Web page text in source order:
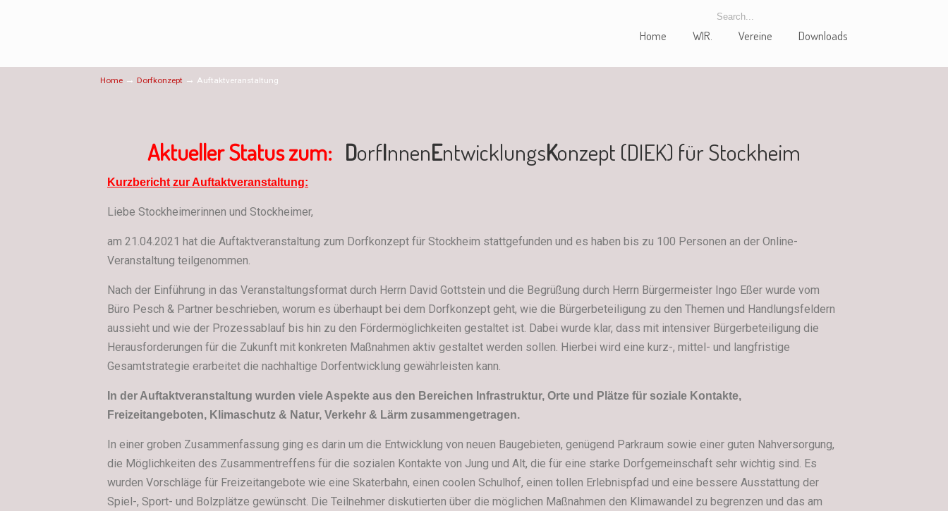
Home WIR. Vereine Downloads
Home → Dorfkonzept → Auftaktveranstaltung
Aktueller Status zum: DorfInnenEntwicklungsKonzept (DIEK) für Stockheim
Kurzbericht zur Auftaktveranstaltung:
Liebe Stockheimerinnen und Stockheimer,
am 21.04.2021 hat die Auftaktveranstaltung zum Dorfkonzept für Stockheim stattgefunden und es haben bis zu 100 Personen an der Online-
Veranstaltung teilgenommen.
Nach der Einführung in das Veranstaltungsformat durch Herrn David Gottstein und die Begrüßung durch Herrn Bürgermeister Ingo Eßer wurde vom
Büro Pesch & Partner beschrieben, worum es überhaupt bei dem Dorfkonzept geht, wie die Bürgerbeteiligung zu den Themen und Handlungsfeldern
aussieht und wie der Prozessablauf bis hin zu den Fördermöglichkeiten gestaltet ist. Dabei wurde klar, dass mit intensiver Bürgerbeteiligung die
Herausforderungen für die Zukunft mit konkreten Maßnahmen aktiv gestaltet werden sollen. Hierbei wird eine kurz-, mittel- und langfristige
Gesamtstrategie erarbeitet die nachhaltige Dorfentwicklung gewährleisten kann.
In der Auftaktveranstaltung wurden viele Aspekte aus den Bereichen Infrastruktur, Orte und Plätze für soziale Kontakte,
Freizeitangeboten, Klimaschutz & Natur, Verkehr & Lärm zusammengetragen.
In einer groben Zusammenfassung ging es darin um die Entwicklung von neuen Baugebieten, genügend Parkraum sowie einer guten Nahversorgung,
die Möglichkeiten des Zusammentreffens für die sozialen Kontakte von Jung und Alt, die für eine starke Dorfgemeinschaft sehr wichtig sind. Es
wurden Vorschläge für Freizeitangebote wie eine Skaterbahn, einen coolen Schulhof, einen tollen Erlebnispfad und eine bessere Ausstattung der
Spiel-, Sport- und Bolzplätze gewünscht. Die Teilnehmer diskutierten über die möglichen Maßnahmen den Klimawandel zu begrenzen und das am